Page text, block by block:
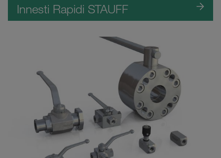
Innesti Rapidi STAUFF